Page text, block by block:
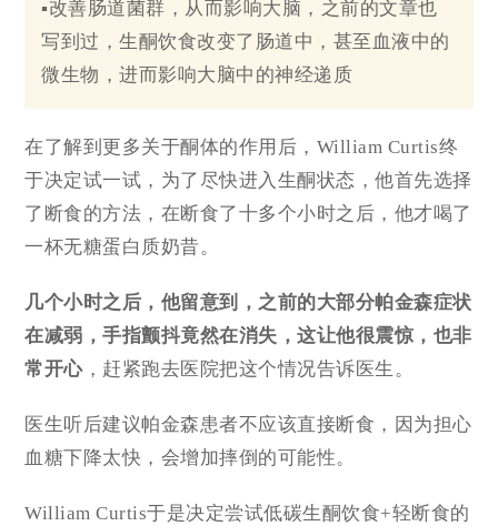
▪改善肠道菌群，从而影响大脑，之前的文章也
写到过，生酮饮食改变了肠道中，甚至血液中的
微生物，进而影响大脑中的神经递质
在了解到更多关于酮体的作用后，William Curtis终
于决定试一试，为了尽快进入生酮状态，他首先选择
了断食的方法，在断食了十多个小时之后，他才喝了
一杯无糖蛋白质奶昔。
几个小时之后，他留意到，之前的大部分帕金森症状
在减弱 ，手指颤抖竟然在消失，这让他很震惊，也非
常开心，赶紧跑去医院把这个情况告诉医生。
医生听后建议帕金森患者不应该直接断食，因为担心
血糖下降太快，会增加摔倒的可能性。
William Curtis于是决定尝试低碳生酮饮食+轻断食的